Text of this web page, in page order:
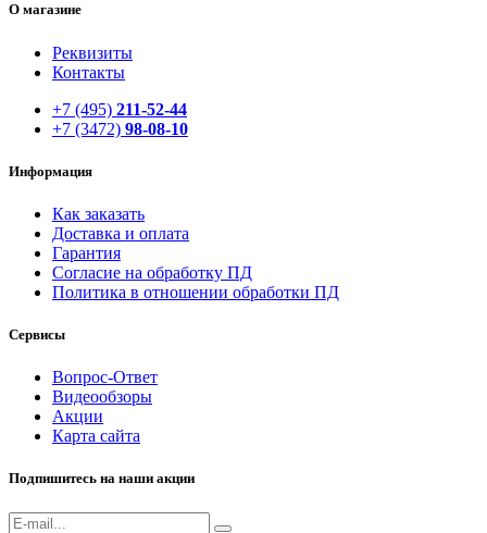
О магазине
Реквизиты
Контакты
+7 (495) 211-52-44
+7 (3472) 98-08-10
Информация
Как заказать
Доставка и оплата
Гарантия
Согласие на обработку ПД
Политика в отношении обработки ПД
Сервисы
Вопрос-Ответ
Видеообзоры
Акции
Карта сайта
Подпишитесь на наши акции